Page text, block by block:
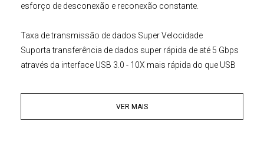
esforço de desconexão e reconexão constante.
Taxa de transmissão de dados Super Velocidade
Suporta transferência de dados super rápida de até 5 Gbps
através da interface USB 3.0 - 10X mais rápida do que USB
segundos. Com oLeitor de Cartão de Memóriacom
Velocidade USB 3.0, você pode aproveitar totalmente as
VER MAIS